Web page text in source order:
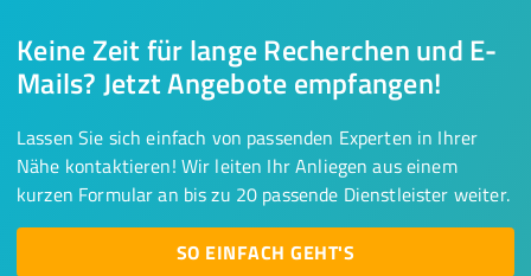
Keine Zeit für lange Recherchen und E-
Mails? Jetzt Angebote empfangen!
Lassen Sie sich einfach von passenden Experten in Ihrer
Nähe kontaktieren! Wir leiten Ihr Anliegen aus einem
kurzen Formular an bis zu 20 passende Dienstleister weiter.
SO EINFACH GEHT'S